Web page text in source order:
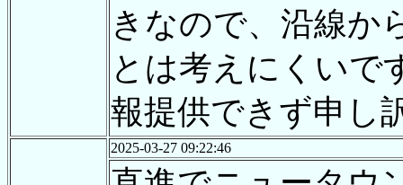
きなので、沿線か
とは考えにくいで
報提供できず申し
2025-03-27 09:22:46